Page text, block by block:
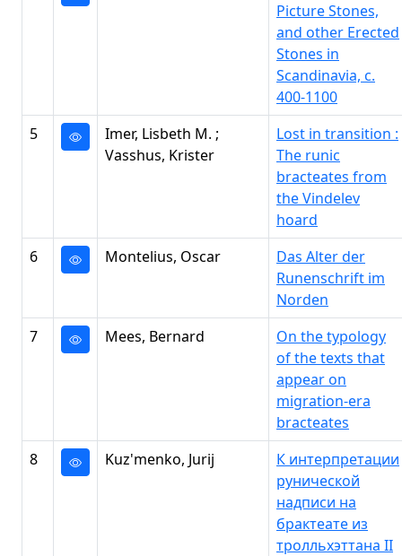
Picture Stones,
and other Erected
Stones in
Scandinavia, c.
400-1100
5
Imer, Lisbeth M. ;
Vasshus, Krister
Lost in transition :
The runic
bracteates from
the Vindelev
hoard
6
Montelius, Oscar
Das Alter der
Runenschrift im
Norden
7
Mees, Bernard
On the typology
of the texts that
appear on
migration-era
bracteates
8
Kuz'menko, Jurij
К интерпретации
рунической
надписи на
брактеате из
тролльхэттана II